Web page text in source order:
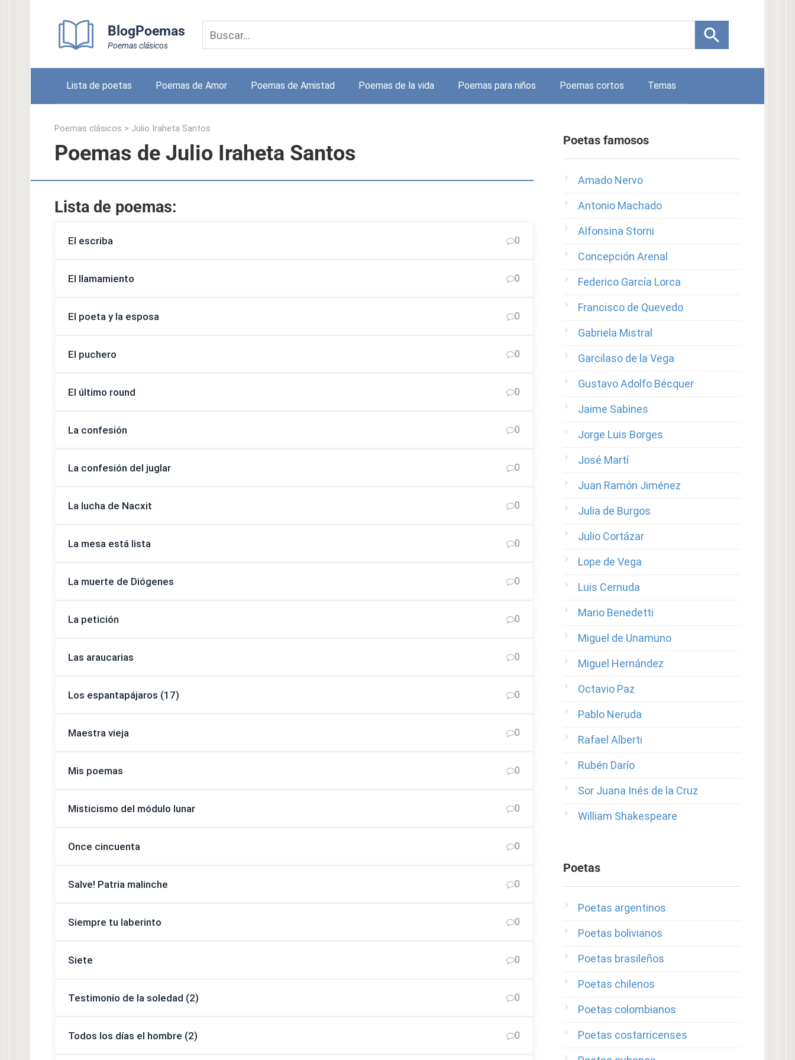
BlogPoemas
Poemas clásicos
Lista de poetas Poemas de Amor Poemas de Amistad Poemas de la vida Poemas para niños Poemas cortos Temas
Poemas clásicos > Julio Iraheta Santos
Poemas de Julio Iraheta Santos
Lista de poemas:
El escriba 0
El llamamiento 0
El poeta y la esposa 0
El puchero 0
El último round 0
La confesión 0
La confesión del juglar 0
La lucha de Nacxit 0
La mesa está lista 0
La muerte de Diógenes 0
La petición 0
Las araucarias 0
Los espantapájaros (17) 0
Maestra vieja 0
Mis poemas 0
Misticismo del módulo lunar 0
Once cincuenta 0
Salve! Patria malinche 0
Siempre tu laberinto 0
Siete 0
Testimonio de la soledad (2) 0
Todos los días el hombre (2) 0
Poetas famosos
Amado Nervo
Antonio Machado
Alfonsina Storni
Concepción Arenal
Federico García Lorca
Francisco de Quevedo
Gabriela Mistral
Garcilaso de la Vega
Gustavo Adolfo Bécquer
Jaime Sabines
Jorge Luis Borges
José Martí
Juan Ramón Jiménez
Julia de Burgos
Julio Cortázar
Lope de Vega
Luis Cernuda
Mario Benedetti
Miguel de Unamuno
Miguel Hernández
Octavio Paz
Pablo Neruda
Rafael Alberti
Rubén Darío
Sor Juana Inés de la Cruz
William Shakespeare
Poetas
Poetas argentinos
Poetas bolivianos
Poetas brasileños
Poetas chilenos
Poetas colombianos
Poetas costarricenses